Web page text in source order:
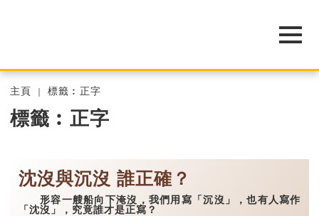
主頁 標籤︰正字
標籤︰正字
沈沒與沉沒 誰正確？
形容一艘船向下淹沒，我們用寫「沉沒」，也有人寫作
「沈沒」，究竟誰才是正寫？